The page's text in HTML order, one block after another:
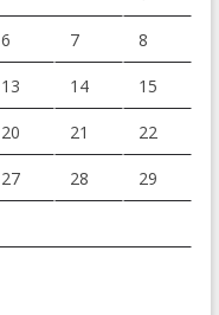
6 7 8
13 14 15
20 21 22
27 28 29